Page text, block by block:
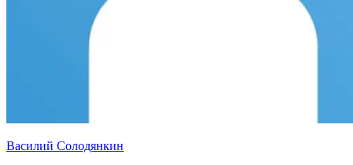
Василий Солодянкин